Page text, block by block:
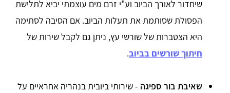
שיחדור לאורך הביוב וע"י זרם מים עוצמתי יביא לתלישת
הפסולת שסותמת את תעלות הביוב. אם הסיבה לסתימה
היא הצטברות של שורשי עץ, ניתן גם לקבל שירות של
חיתוך שורשים בביוב.
שאיבת בור ספיגה - שירותי ביובית בנהריה אחראיים על